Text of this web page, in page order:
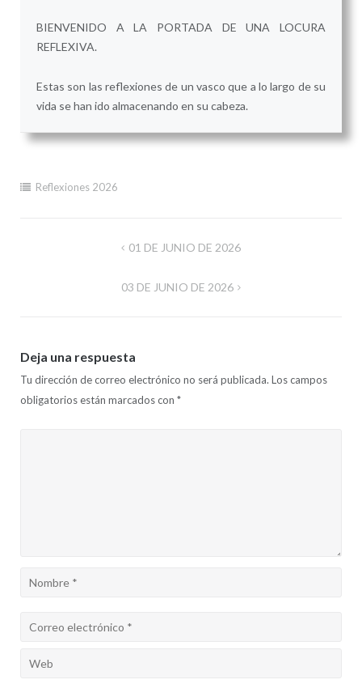
BIENVENIDO A LA PORTADA DE UNA LOCURA
REFLEXIVA.
Estas son las reflexiones de un vasco que a lo largo de su
vida se han ido almacenando en su cabeza.
Reflexiones 2026
01 DE JUNIO DE 2026
03 DE JUNIO DE 2026
Deja una respuesta
Tu dirección de correo electrónico no será publicada. Los campos
obligatorios están marcados con *